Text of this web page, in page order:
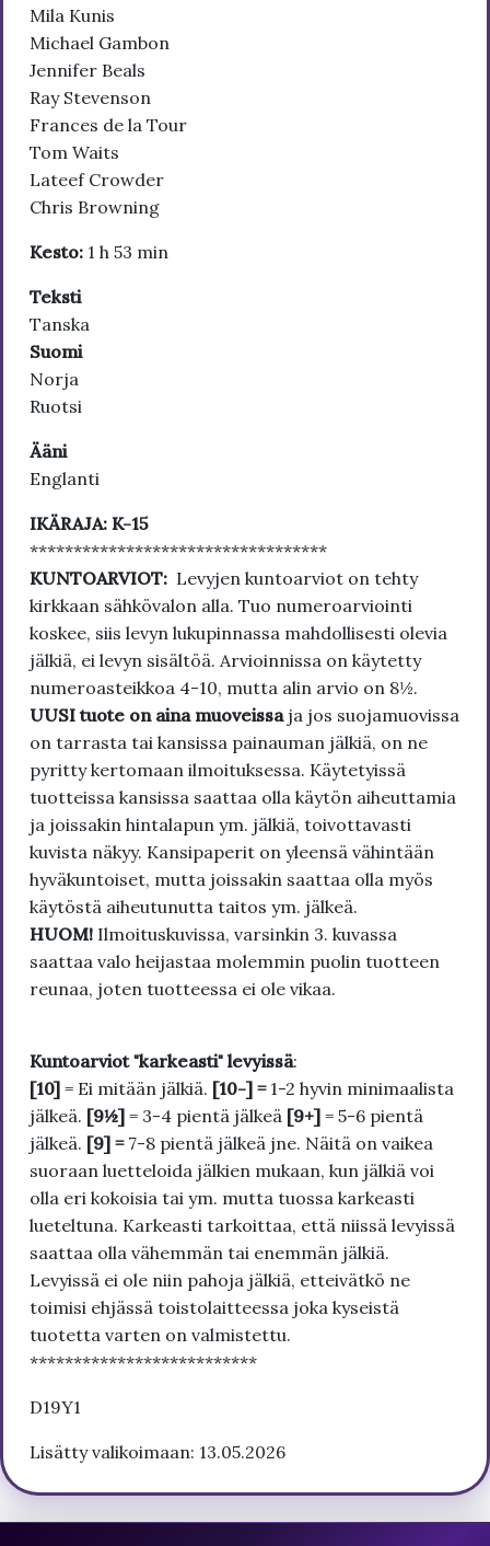
Mila Kunis
Michael Gambon
Jennifer Beals
Ray Stevenson
Frances de la Tour
Tom Waits
Lateef Crowder
Chris Browning
Kesto: 1 h 53 min
Teksti
Tanska
Suomi
Norja
Ruotsi
Ääni
Englanti
IKÄRAJA: K-15
**********************************
KUNTOARVIOT: Levyjen kuntoarviot on tehty
kirkkaan sähkövalon alla. Tuo numeroarviointi
koskee, siis levyn lukupinnassa mahdollisesti olevia
jälkiä, ei levyn sisältöä. Arvioinnissa on käytetty
numeroasteikkoa 4-10, mutta alin arvio on 8½.
UUSI tuote on aina muoveissa ja jos suojamuovissa
on tarrasta tai kansissa painauman jälkiä, on ne
pyritty kertomaan ilmoituksessa. Käytetyissä
tuotteissa kansissa saattaa olla käytön aiheuttamia
ja joissakin hintalapun ym. jälkiä, toivottavasti
kuvista näkyy. Kansipaperit on yleensä vähintään
hyväkuntoiset, mutta joissakin saattaa olla myös
käytöstä aiheutunutta taitos ym. jälkeä.
HUOM! Ilmoituskuvissa, varsinkin 3. kuvassa
saattaa valo heijastaa molemmin puolin tuotteen
reunaa, joten tuotteessa ei ole vikaa.
Kuntoarviot "karkeasti" levyissä:
[10] = Ei mitään jälkiä. [10-] = 1-2 hyvin minimaalista
jälkeä. [9½] = 3-4 pientä jälkeä [9+] = 5-6 pientä
jälkeä. [9] = 7-8 pientä jälkeä jne. Näitä on vaikea
suoraan luetteloida jälkien mukaan, kun jälkiä voi
olla eri kokoisia tai ym. mutta tuossa karkeasti
lueteltuna. Karkeasti tarkoittaa, että niissä levyissä
saattaa olla vähemmän tai enemmän jälkiä.
Levyissä ei ole niin pahoja jälkiä, etteivätkö ne
toimisi ehjässä toistolaitteessa joka kyseistä
tuotetta varten on valmistettu.
**************************
D19Y1
Lisätty valikoimaan: 13.05.2026